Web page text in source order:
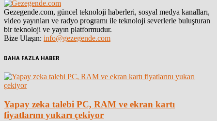
Gezegende.com, güncel teknoloji haberleri, sosyal medya kanalları,
video yayınları ve radyo programı ile teknoloji severlerle buluşturan
bir teknoloji ve yayın platformudur.
Bize Ulaşın: info@gezegende.com
DAHA FAZLA HABER
Yapay zeka talebi PC, RAM ve ekran kartı
fiyatlarını yukarı çekiyor